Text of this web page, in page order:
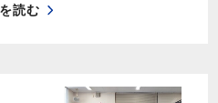
読む